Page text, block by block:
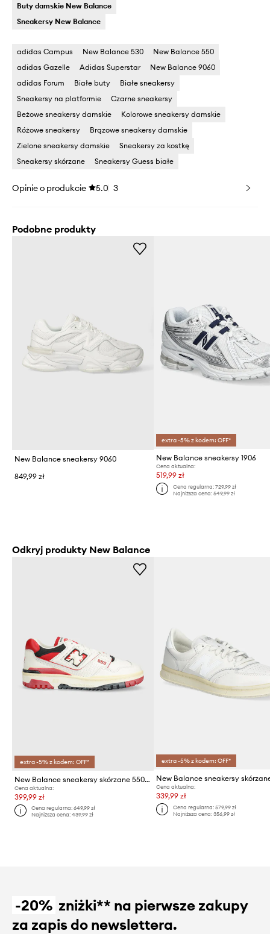
Buty damskie New Balance
Sneakersy New Balance
adidas Campus New Balance 530
New Balance 550
adidas Gazelle
Adidas Superstar
New Balance 9060
adidas Forum
Białe buty
Białe sneakersy
Sneakersy na platformie
Czarne sneakersy
Beżowe sneakersy damskie
Kolorowe sneakersy damskie
Różowe sneakersy
Brązowe sneakersy damskie
Zielone sneakersy damskie
Sneakersy za kostkę
Sneakersy skórzane
Sneakersy Guess białe
Opinie o produkcie 5.0 3
Podobne produkty
New Balance sneakersy 9060
849,99 zł
extra -5% z kodem: OFF*
New Balance sneakersy 1906
Cena aktualna:
519,99 zł
Cena regularna: 729,99 zł
Najniższa cena: 549,99 zł
Odkryj produkty New Balance
extra -5% z kodem: OFF*
New Balance sneakersy skórzane 550 BB550VGA
Cena aktualna:
399,99 zł
Cena regularna:649,99 zł
Najniższa cena:439,99 zł
extra -5% z kodem: OFF*
Cena aktualna:
339,99 zł
Cena regularna: 579,99 zł
Najniższa cena: 356,99 zł
-20% zniżki** na pierwsze zakupy
za zapis do newslettera.